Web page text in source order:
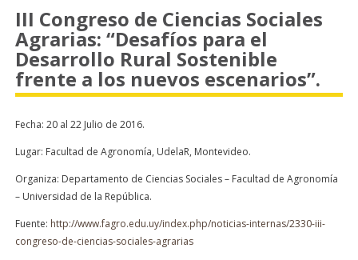
III Congreso de Ciencias Sociales
Agrarias: “Desafíos para el
Desarrollo Rural Sostenible
frente a los nuevos escenarios”.
Fecha: 20 al 22 Julio de 2016.
Lugar: Facultad de Agronomía, UdelaR, Montevideo.
Organiza: Departamento de Ciencias Sociales – Facultad de Agronomía
– Universidad de la República.
Fuente: http://www.fagro.edu.uy/index.php/noticias-internas/2330-iii-
congreso-de-ciencias-sociales-agrarias